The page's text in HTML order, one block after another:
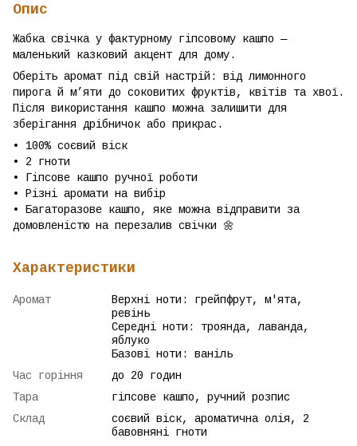
Опис
Жабка свічка у фактурному гіпсовому кашпо —
маленький казковий акцент для дому.
Оберіть аромат під свій настрій: від лимонного
пирога й м’яти до соковитих фруктів, квітів та хвої.
Після використання кашпо можна залишити для
зберігання дрібничок або прикрас.
• 100% соєвий віск
• 2 гноти
• Гіпсове кашпо ручної роботи
• Різні аромати на вибір
• Багаторазове кашпо, яке можна відправити за
домовленістю на перезалив свічки 🌼
Характеристики
Аромат
Верхні ноти: грейпфрут, м'ята,
ревінь
Середні ноти: троянда, лаванда,
яблуко
Базові ноти: ваніль
Час горіння
до 20 годин
Тара
гіпсове кашпо, ручний розпис
Склад
соєвий віск, ароматична олія, 2
бавовняні гноти